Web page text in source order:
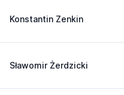
Konstantin Zenkin
Sławomir Żerdzicki